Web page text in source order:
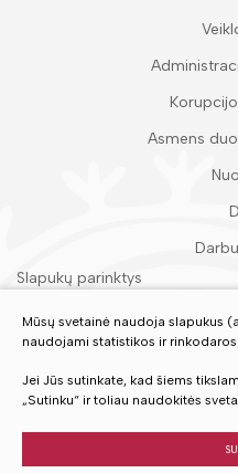
Asmens
Slapukų parinktys
Įvertinkite
Mūsų svetainė naudoja slapukus
naudojami statistikos ir rinkodaros
Jei Jūs sutinkate, kad šiems
„Sutinku“ ir toliau naudokitės